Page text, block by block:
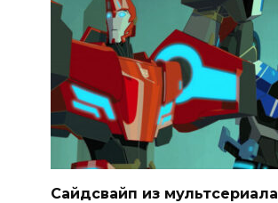
Сайдсвайп из мультсериала